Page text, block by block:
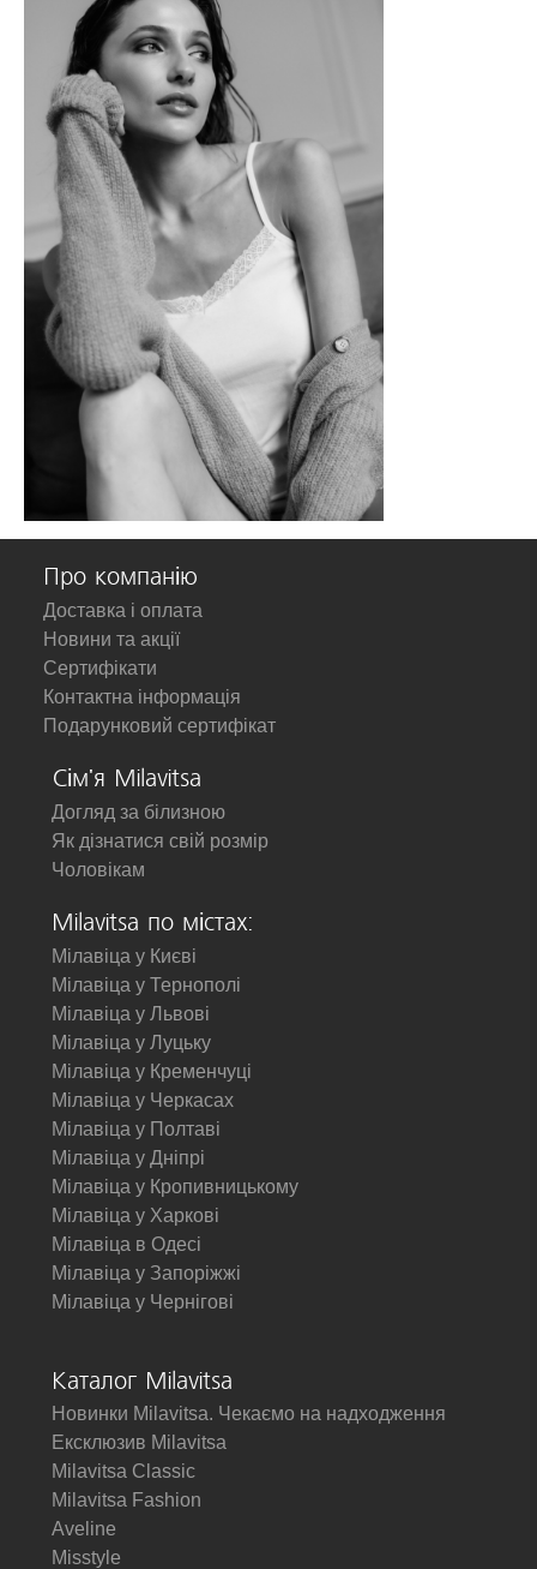
Про компанію
Доставка і оплата
Новини та акції
Сертифікати
Контактна інформація
Подарунковий сертифікат
Сім'я Milavitsa
Догляд за білизною
Як дізнатися свій розмір
Чоловікам
Milavitsa по містах:
Мілавіца у Києві
Мілавіца у Тернополі
Мілавіца у Львові
Мілавіца у Луцьку
Мілавіца у Кременчуці
Мілавіца у Черкасах
Мілавіца у Полтаві
Мілавіца у Дніпрі
Мілавіца у Кропивницькому
Мілавіца у Харкові
Мілавіца в Одесі
Мілавіца у Запоріжжі
Мілавіца у Чернігові
Каталог Milavitsa
Новинки Milavitsa. Чекаємо на надходження
Ексклюзив Milavitsa
Milavitsa Classic
Milavitsa Fashion
Aveline
Misstyle